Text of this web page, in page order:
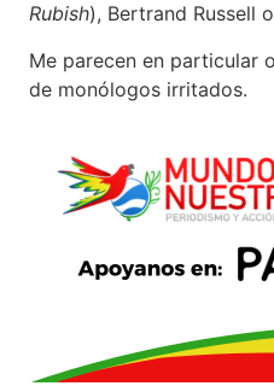
Rubish), Bertrand Russell
Me parecen en particular
de monólogos irritados.